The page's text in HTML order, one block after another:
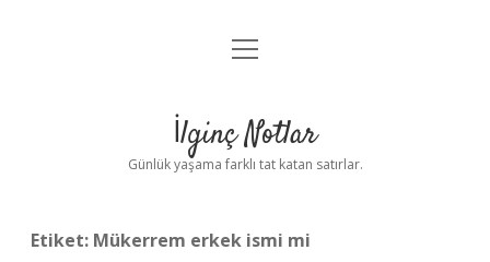
Anasayfa
Yasal Uyarı
menüyü
İlginç Notlar
Günlük yaşama farklı tat katan satırlar.
Etiket: Mükerrem erkek ismi mi